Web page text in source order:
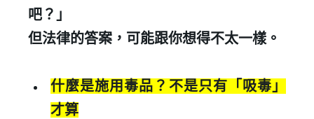
吧？」
但法律的答案，可能跟你想得不太一樣。
什麼是施用毒品？不是只有「吸毒」
才算